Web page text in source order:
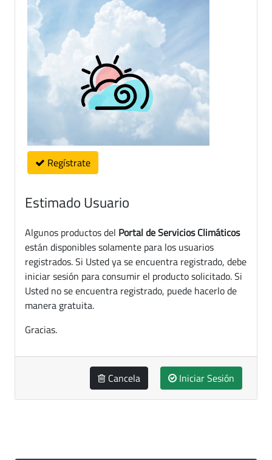
Regístrate
Estimado Usuario
Algunos productos del Portal de Servicios Climáticos
están disponibles solamente para los usuarios
registrados. Si Usted ya se encuentra registrado, debe
iniciar sesión para consumir el producto solicitado. Si
Usted no se encuentra registrado, puede hacerlo de
manera gratuita.
Gracias.
Cancela Iniciar Sesión